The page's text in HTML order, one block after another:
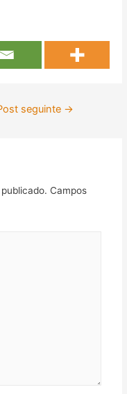
seguinte →
Campos